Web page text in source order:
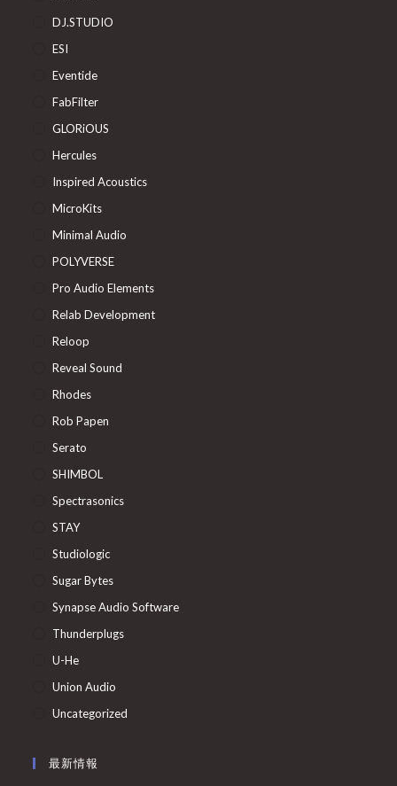
DJ.STUDIO
ESI
Eventide
FabFilter
GLORiOUS
Hercules
Inspired Acoustics
MicroKits
Minimal Audio
POLYVERSE
Pro Audio Elements
Relab Development
Reloop
Reveal Sound
Rhodes
Rob Papen
Serato
SHIMBOL
Spectrasonics
STAY
Studiologic
Sugar Bytes
Synapse Audio Software
Thunderplugs
U-He
Union Audio
Uncategorized
最新情報